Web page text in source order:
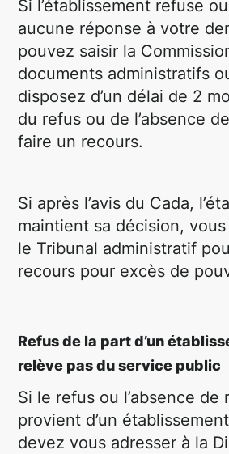
Si l’établissement refuse
aucune réponse à votre
pouvez saisir la
documents administratifs
disposez d’un délai de 2
du refus ou de l’absence
faire un recours.
Si après l’avis du Cada,
maintient sa décision,
le Tribunal administratif
recours pour excès de
Refus de la part d’un
relève pas du service public
Si le refus ou l’absence de
provient d’un
devez vous adresser à la